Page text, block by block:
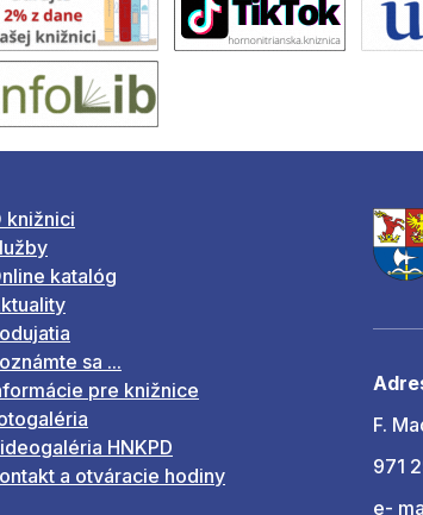
knižnici
katalóg
sa ...
pre knižnice
HNKPD
a otváracie hodiny
F.
971
e-